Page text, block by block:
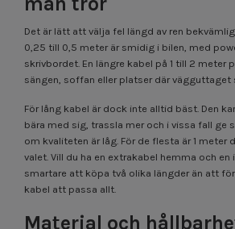
Det är lätt att välja fel längd av ren
0,25 till 0,5 meter är smidig i bilen, med
skrivbordet. En längre kabel på 1 till 2 meter
sängen, soffan eller platser där vägguttaget
För lång kabel är dock inte alltid bäst. Den
bära med sig, trassla mer och i vissa fall ge
om kvaliteten är låg. För de flesta är 1 meter
valet. Vill du ha en extrakabel hemma och en
smartare att köpa två olika längder än att
kabel att passa allt.
Material och